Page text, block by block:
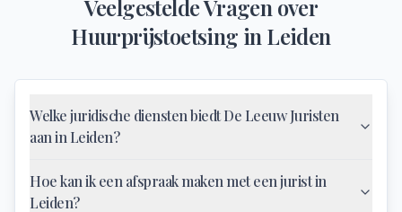
Veelgestelde Vragen over
Huurprijstoetsing in Leiden
Welke juridische diensten biedt De Leeuw Juristen
aan in Leiden?
Hoe kan ik een afspraak maken met een jurist in
Leiden?